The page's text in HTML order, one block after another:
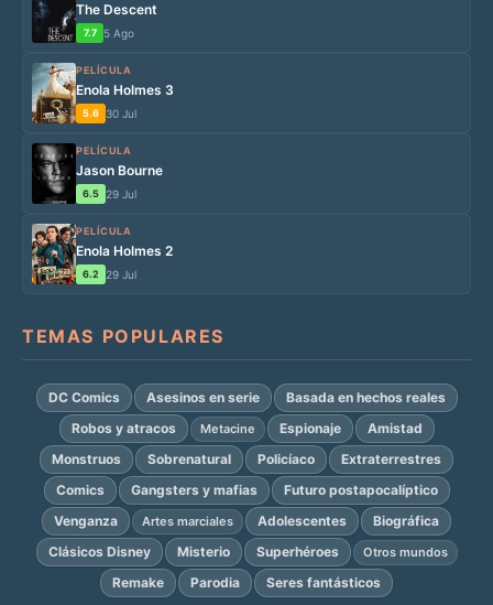
The Descent
7.7 5 Ago
PELÍCULA
Enola Holmes 3
5.6 30 Jul
PELÍCULA
Jason Bourne
6.5 29 Jul
PELÍCULA
Enola Holmes 2
6.2 29 Jul
TEMAS POPULARES
DC Comics Asesinos en serie
Basada en hechos reales
Robos y atracos
Metacine Espionaje
Amistad
Monstruos
Sobrenatural Policíaco
Extraterrestres
Comics
Gangsters y mafias
Futuro postapocalíptico
Venganza
Artes marciales Adolescentes
Biográfica
Clásicos Disney
Misterio Superhéroes Otros mundos
Remake Parodia Seres fantásticos